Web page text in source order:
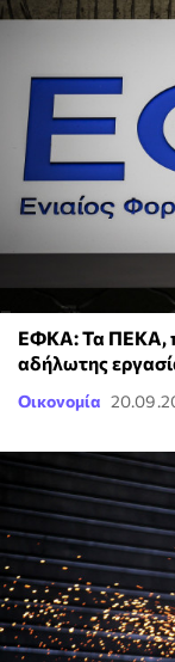
ΕΦΚΑ: Τα ΠΕΚΑ,
αδήλωτης
Οικονομία